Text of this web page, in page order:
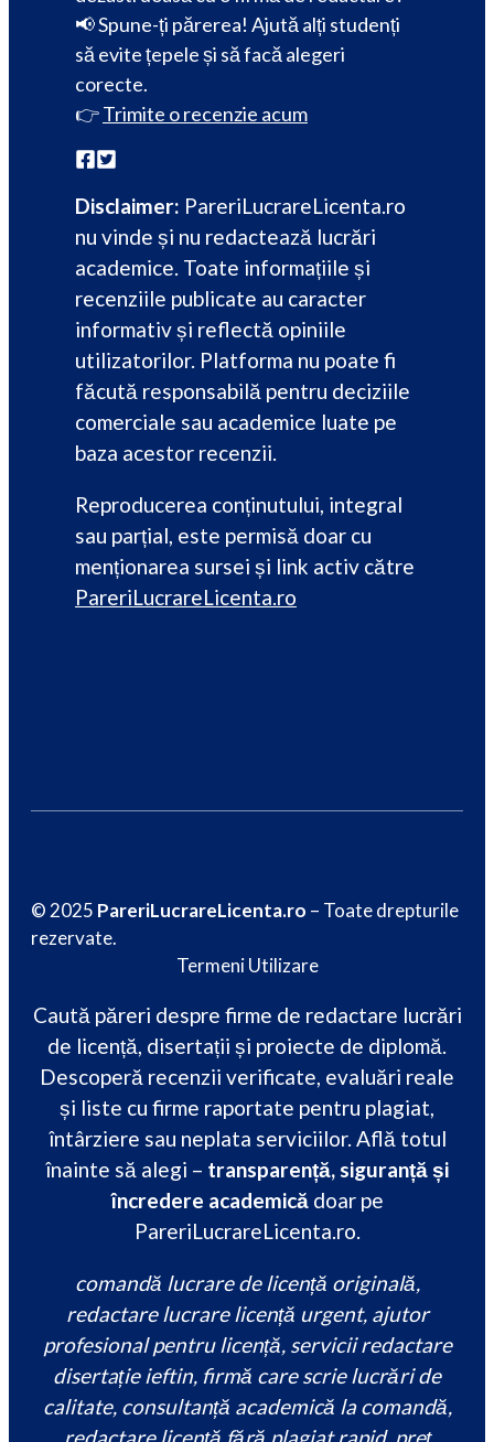
📢 Spune-ți părerea! Ajută alți studenți
să evite țepele și să facă alegeri
corecte.
👉Trimite o recenzie acum
Disclaimer: PareriLucrareLicenta.ro
nu vinde și nu redactează lucrări
academice. Toate informațiile și
recenziile publicate au caracter
informativ și reflectă opiniile
utilizatorilor. Platforma nu poate fi
făcută responsabilă pentru deciziile
comerciale sau academice luate pe
baza acestor recenzii.
Reproducerea conținutului, integral
sau parțial, este permisă doar cu
menționarea sursei și link activ către
PareriLucrareLicenta.ro
© 2025 PareriLucrareLicenta.ro – Toate drepturile
rezervate.
Termeni Utilizare
Caută păreri despre firme de redactare lucrări
de licență, disertații și proiecte de diplomă.
Descoperă recenzii verificate, evaluări reale
și liste cu firme raportate pentru plagiat,
întârziere sau neplata serviciilor. Află totul
înainte să alegi – transparență, siguranță și
încredere academicădoar pe
PareriLucrareLicenta.ro.
comandă lucrare de licență originală,
redactare lucrare licență urgent, ajutor
profesional pentru licență, servicii redactare
disertație ieftin, firmă care scrie lucrări de
calitate, consultanță academică la comandă,